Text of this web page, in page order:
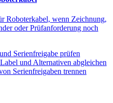
Roboterkabel, wenn Zeichnung,
oder Prüfanforderung noch
Serienfreigabe prüfen
und Alternativen abgleichen
Serienfreigaben trennen